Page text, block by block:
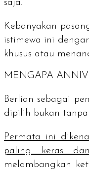
saja.
Kebanyakan
istimewa ini
khusus atau
MENGAPA
Berlian sebagai
dipilih bukan tanpa
Permata ini
paling keras
melambangkan